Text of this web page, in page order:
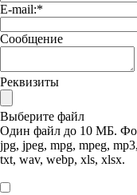
E-mail:*
Сообщение
Реквизиты
Выберите файл
Один файл до 10 МБ.
jpg, jpeg, mpg, mpeg,
txt, wav, webp, xls, xlsx.